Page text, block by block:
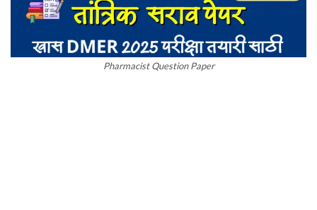
Pharmacist Question Paper